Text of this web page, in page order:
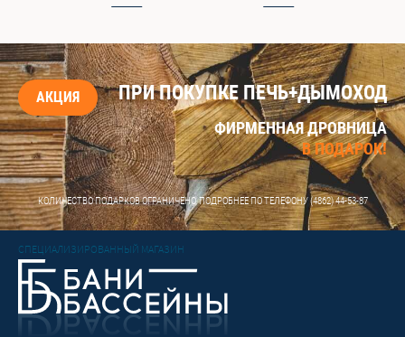
АКЦИЯ ПРИ ПОКУПКЕ ПЕЧЬ+ДЫМОХОД
ФИРМЕННАЯ ДРОВНИЦА
В ПОДАРОК!
КОЛИЧЕСТВО ПОДАРКОВ ОГРАНИЧЕНО, ПОДРОБНЕЕ ПО ТЕЛЕФОНУ(4862) 44-53-87
СПЕЦИАЛИЗИРОВАННЫЙ МАГАЗИН